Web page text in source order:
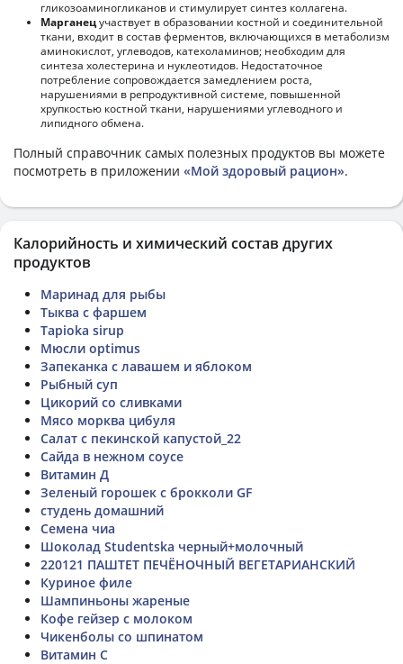
гликозоаминогликанов и стимулирует синтез коллагена.
Марганецучаствует в образовании костной и соединительной
ткани, входит в состав ферментов, включающихся в метаболизм
аминокислот, углеводов, катехоламинов; необходим для
синтеза холестерина и нуклеотидов. Недостаточное
потребление сопровождается замедлением роста,
нарушениями в репродуктивной системе, повышенной
хрупкостью костной ткани, нарушениями углеводного и
липидного обмена.
Полный справочник самых полезных продуктов вы можете
посмотреть в приложении «Мой здоровый рацион».
Калорийность и химический состав других
продуктов
Маринад для рыбы
Тыква с фаршем
Tapioka sirup
Мюсли optimus
Запеканка с лавашем и яблоком
Рыбный суп
Цикорий со сливками
Мясо морква цибуля
Салат с пекинской капустой_22
Сайда в нежном соусе
Витамин Д
Зеленый горошек с брокколи GF
студень домашний
Семена чиа
Шоколад Studentska черный+молочный
220121 ПАШТЕТ ПЕЧЁНОЧНЫЙ ВЕГЕТАРИАНСКИЙ
Куриное филе
Шампиньоны жареные
Кофе гейзер с молоком
Чикенболы со шпинатом
Витамин С